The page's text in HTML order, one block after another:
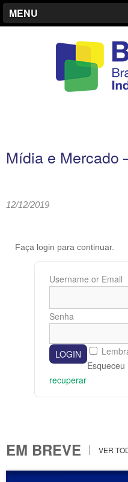
MENU
Mídia e Mercado
12/12/2019
Faça login para continuar.
Username or Email
Senha
recuperar
EM BREVE VER